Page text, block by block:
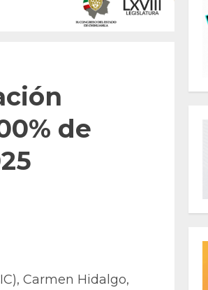
de
Carmen Hidalgo,